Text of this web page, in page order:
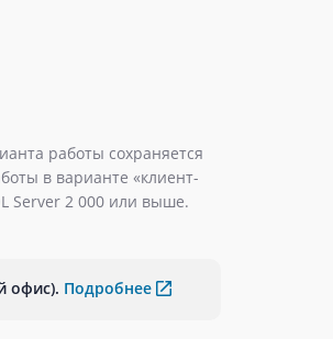
работы сохраняется
в варианте «клиент-
Server 2 000 или выше.
офис). Подробнее